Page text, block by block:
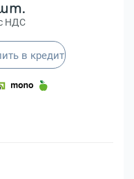
НДС
в кредит